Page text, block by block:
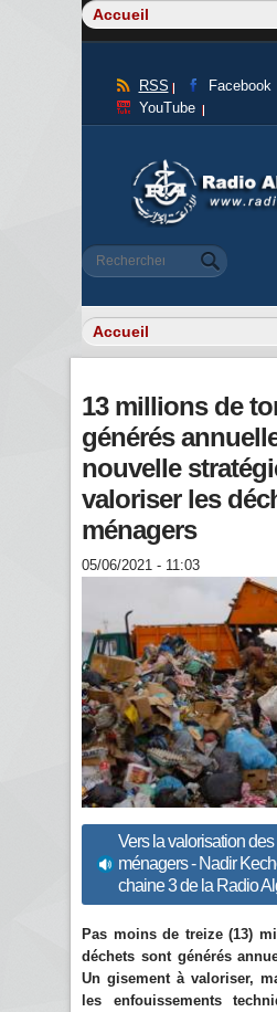
RSS Facebook
YouTube
Formulaire de
Rechercher
13 millions de
générés
nouvelle
valoriser les
ménagers
05/06/2021 - 11:03
Vers la valorisation
ménagers - Nadir
chaine 3 de la Radio
Pas moins de treize (13)
déchets sont générés
Un gisement à valoriser,
les enfouissements